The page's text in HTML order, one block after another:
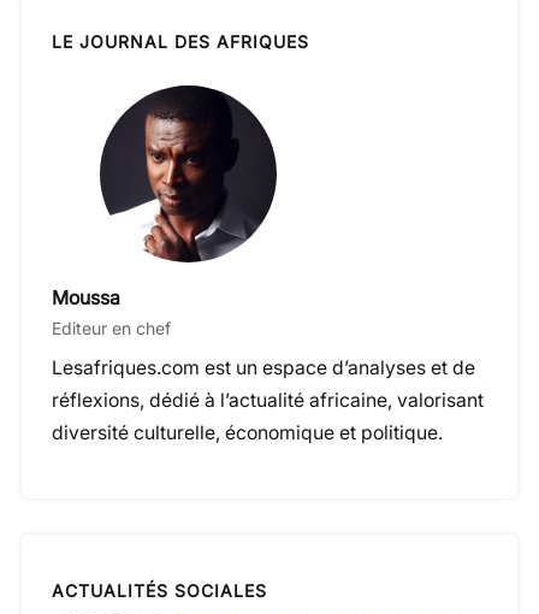
LE JOURNAL DES AFRIQUES
Moussa
Editeur en chef
Lesafriques.com est un espace d’analyses et de
réflexions, dédié à l’actualité africaine, valorisant
diversité culturelle, économique et politique.
ACTUALITÉS SOCIALES